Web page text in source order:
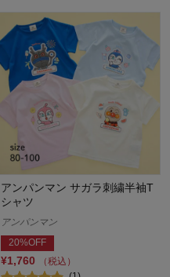
アンパンマン サガラ刺繍半袖T
シャツ
アンパンマン
20%OFF
¥1,760
（税込）